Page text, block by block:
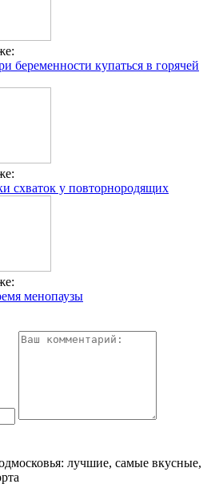
беременности купаться в горячей
схваток у повторнородящих
менопаузы